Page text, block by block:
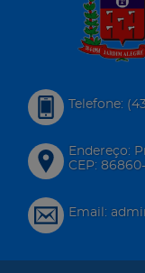
Telefone:
Endereço:
CEP:
Email: